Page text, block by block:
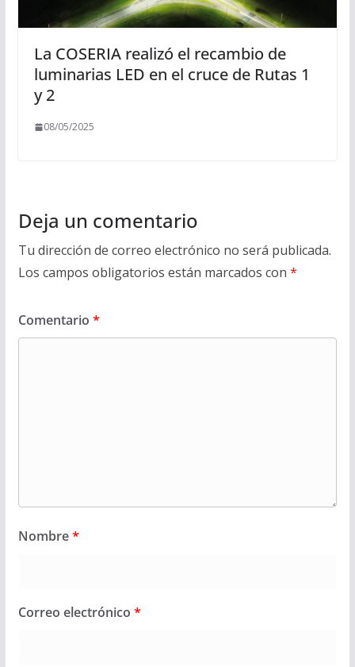
La COSERIA realizó el recambio de
luminarias LED en el cruce de Rutas 1
y 2
08/05/2025
Deja un comentario
Tu dirección de correo electrónico no será publicada.
Los campos obligatorios están marcados con *
Comentario *
Nombre*
Correo electrónico *